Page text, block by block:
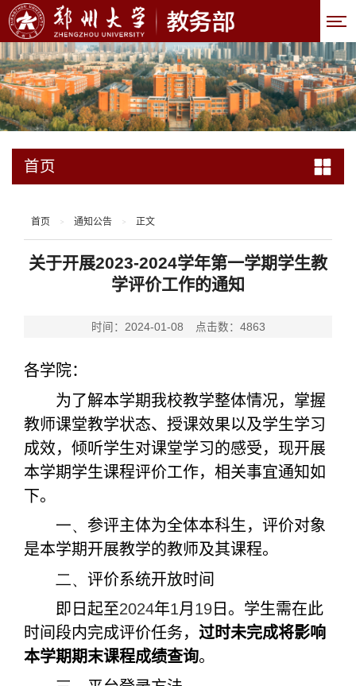
首页
首页 > 通知公告 > 正文
关于开展2023-2024学年第一学期学生教
学评价工作的通知
时间：2024-01-08 点击数： 4863
各学院：
为了解本学期我校教学整体情况，掌握
教师课堂教学状态、授课效果以及学生学习
成效，倾听学生对课堂学习的感受，现开展
本学期学生课程评价工作，相关事宜通知如
下。
一、 参评主体为全体本科生，评价对象
是本学期开展教学的教师及其课程。
二、 评价系统开放时间
即日起至2024年1月 19 日。学生需在此
时间段内完成评价任务， 过时未完成将影响
本学期期末课程成绩查询。